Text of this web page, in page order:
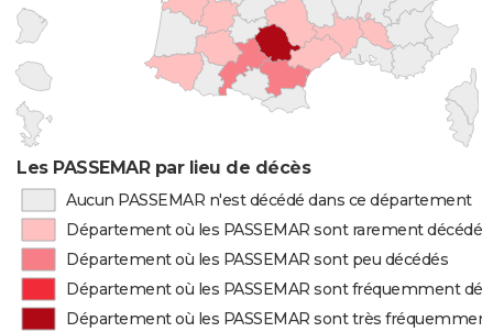
Les PASSEMAR par lieu de décès
Aucun PASSEMAR n'est décédé dans ce département
Département où les PASSEMAR sont rarement décédés
Département où les PASSEMAR sont peu décédés
Département où les PASSEMAR sont fréquemment
Département où les PASSEMAR sont très